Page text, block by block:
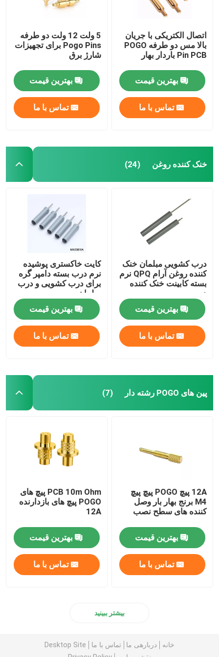
اتصال الکتریکی با جریان
بالا مس دو طرفه POGO
Pin PCB باردار بهار
بهترین قیمت
تماس با ما
5 ولت 12 ولت دو طرفه
Pogo Pins برای تجهیزات
شارژ برق
بهترین قیمت
تماس با ما
خنک کننده روغن (24)
درب کشویی مبلمان خنک
کننده روغن آرام QPQ نرم
بسته کابینت خنک کننده
درب
بهترین قیمت
تماس با ما
کایت خاکستری پوشیده
نرم درب بسته دامپر گره
برای درب کشویی و درب
مبلمان
بهترین قیمت
تماس با ما
پین های POGO رشته دار (7)
12A پیچ POGO پیچ پیچ
M4 برنج بهار بار وصل
کننده های سطح نصب
بهترین قیمت
تماس با ما
PCB 10m Ohm پیچ های
POGO پیچ های بازدارنده
12A
بهترین قیمت
تماس با ما
بیشتر ببینید
خانه دربارهی ما تماس با ما
Desktop Site